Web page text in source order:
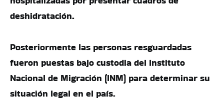
deshidratación.
Posteriormente las personas resguardadas
fueron puestas bajo custodia del Instituto
Nacional de Migración (INM) para determinar su
situación legal en el país.